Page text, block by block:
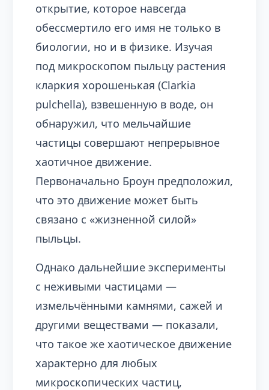
открытие, которое навсегда
обессмертило его имя не только в
биологии, но и в физике. Изучая
под микроскопом пыльцу растения
кларкия хорошенькая (Clarkia
pulchella), взвешенную в воде, он
обнаружил, что мельчайшие
частицы совершают непрерывное
хаотичное движение.
Первоначально Броун предположил,
что это движение может быть
связано с «жизненной силой»
пыльцы.
Однако дальнейшие эксперименты
с неживыми частицами —
измельчёнными камнями, сажей и
другими веществами — показали,
что такое же хаотическое движение
характерно для любых
микроскопических частиц,